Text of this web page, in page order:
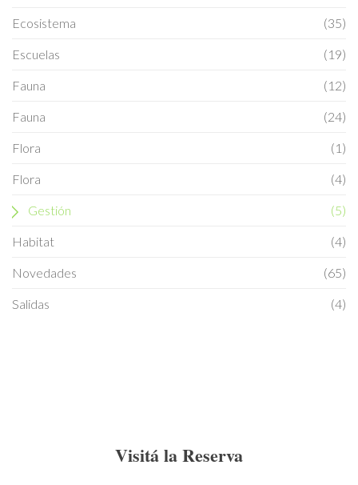
Ecosistema (35)
Escuelas (19)
Fauna (12)
Fauna (24)
Flora (1)
Flora (4)
Gestión (5)
Habitat (4)
Novedades (65)
Salidas (4)
Visitá la Reserva